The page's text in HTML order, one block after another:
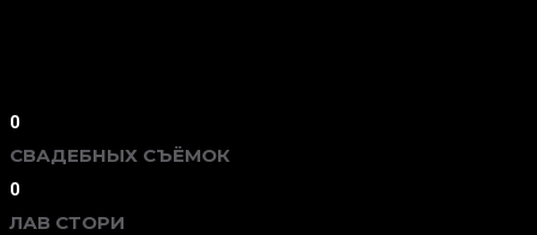
0
СВАДЕБНЫХ СЪЁМОК
0
ЛАВ СТОРИ